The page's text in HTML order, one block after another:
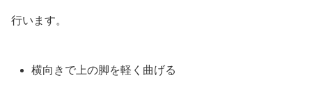
行います。
横向きで上の脚を軽く曲げる